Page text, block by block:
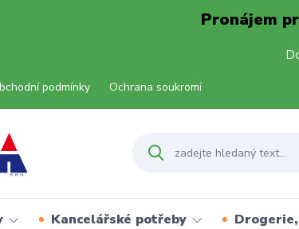
Pronájem
podmínky Ochrana soukromí
Kancelářské potřeby